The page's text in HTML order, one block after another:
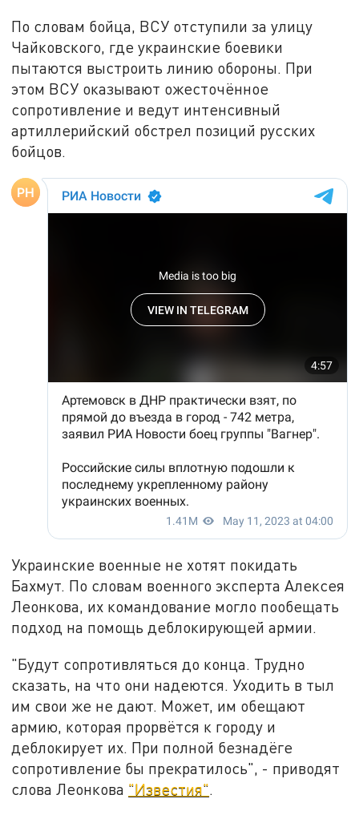
По словам бойца, ВСУ отступили за улицу
Чайковского, где украинские боевики
пытаются выстроить линию обороны. При
этом ВСУ оказывают ожесточённое
сопротивление и ведут интенсивный
артиллерийский обстрел позиций русских
бойцов.
Украинские военные не хотят покидать
Бахмут. По словам военного эксперта Алексея
Леонкова, их командование могло пообещать
подход на помощь деблокирующей армии.
"Будут сопротивляться до конца. Трудно
сказать, на что они надеются. Уходить в тыл
им свои же не дают. Может, им обещают
армию, которая прорвётся к городу и
деблокирует их. При полной безнадёге
сопротивление бы прекратилось", - приводят
слова Леонкова "Известия".